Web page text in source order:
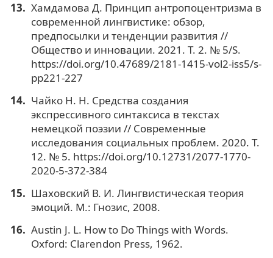
Хамдамова Д. Принцип антропоцентризма в
современной лингвистике: обзор,
предпосылки и тенденции развития //
Общество и инновации. 2021. Т. 2. № 5/S.
https://doi.org/10.47689/2181-1415-vol2-iss5/s-
pp221-227
Чайко Н. Н. Средства создания
экспрессивного синтаксиса в текстах
немецкой поэзии // Современные
исследования социальных проблем. 2020. Т.
12. № 5. https://doi.org/10.12731/2077-1770-
2020-5-372-384
Шаховский В. И. Лингвистическая теория
эмоций. М.: Гнозис, 2008.
Austin J. L. How to Do Things with Words.
Oxford: Clarendon Press, 1962.